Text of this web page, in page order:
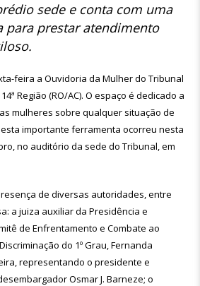
sede e conta com uma
para prestar atendimento
feira a Ouvidoria da Mulher do Tribunal
Região (RO/AC). O espaço é dedicado a
mulheres sobre qualquer situação de
importante ferramenta ocorreu nesta
no auditório da sede do Tribunal, em
de diversas autoridades, entre
a juiza auxiliar da Presidência e
de Enfrentamento e Combate ao
do 1º Grau, Fernanda
representando o presidente e
Osmar J. Barneze; o